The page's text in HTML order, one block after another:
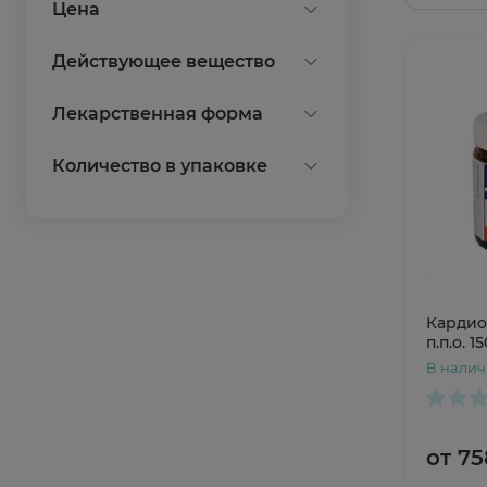
Цена
Действующее вещество
Ацетилсалициловая
кислота+Магния гидроксид
Показать все
Лекарственная форма
пленочной оболочкой
Количество в упаковке
п.п.о.
В
от